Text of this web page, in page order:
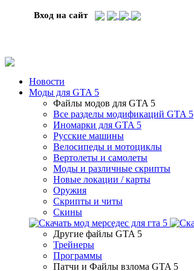
Вход на сайт
Новости
Моды для GTA 5
Файлы модов для GTA 5
Все разделы модификаций GTA 5
Иномарки для GTA 5
Русские машины
Велосипеды и мотоциклы
Вертолеты и самолеты
Моды и различные скрипты
Новые локации / карты
Оружия
Скрипты и читы
Скины
Другие файлы GTA 5
Трейнеры
Программы
Патчи и Файлы взлома GTA 5